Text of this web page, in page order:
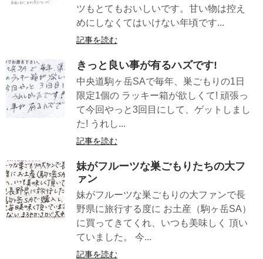
ツもとてもおいしいです。甘い物は控え
めにしなくてはいけない年頃です...
記事を読む
きっと良い事が有るハズです!
中央道駒ヶ岳SAで毎年、巣ごもりの1日
限定1個の ラッキー箱が欲しくて! 頑張っ
て今回やっと3回目にして、ゲットしまし
た! うれし...
記事を読む
妹がフルーツな巣ごもりたちの大フ
ァン
妹がフルーツな巣ごもりの大ファンで長
野県に旅行する度に お土産（駒ヶ岳SA）
に買ってきてくれ、いつも美味しく 頂い
ていました。 今...
記事を読む